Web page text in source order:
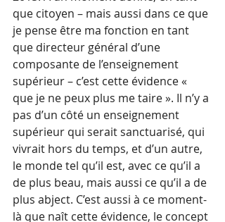
que citoyen – mais aussi dans ce que
je pense être ma fonction en tant
que directeur général d’une
composante de l’enseignement
supérieur – c’est cette évidence «
que je ne peux plus me taire ». Il n’y a
pas d’un côté un enseignement
supérieur qui serait sanctuarisé, qui
vivrait hors du temps, et d’un autre,
le monde tel qu’il est, avec ce qu’il a
de plus beau, mais aussi ce qu’il a de
plus abject. C’est aussi à ce moment-
là que naît cette évidence, le concept